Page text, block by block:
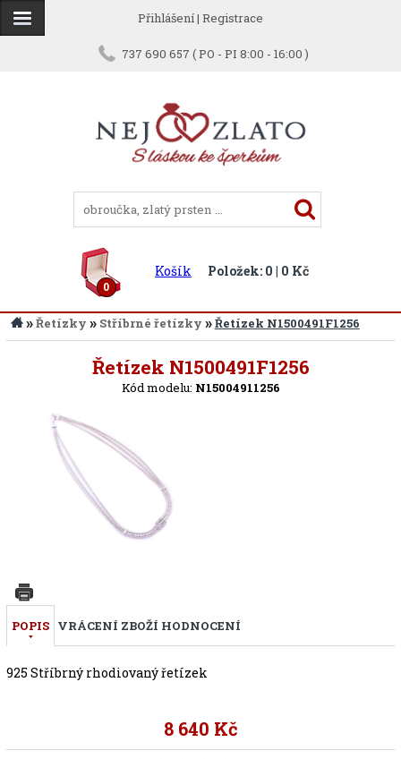
Přihlášení| Registrace
737 690 657 ( PO - PI 8:00 - 16:00 )
0
Košík Položek: 0 | 0 Kč
»Řetízky » Stříbrné řetízky »Řetízek N1500491F1256
Řetízek N1500491F1256
Kód modelu: N15004911256
POPIS VRÁCENÍ ZBOŽÍ HODNOCENÍ
925 Stříbrný rhodiovaný řetízek
8 640 Kč